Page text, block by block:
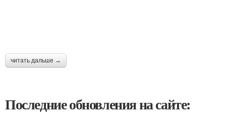
читать дальше →
Последние обновления на сайте: